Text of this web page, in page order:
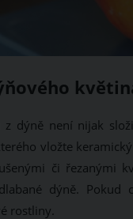
dýně není nijak
vložte
či řezanými
dýně. Pokud
rostliny.